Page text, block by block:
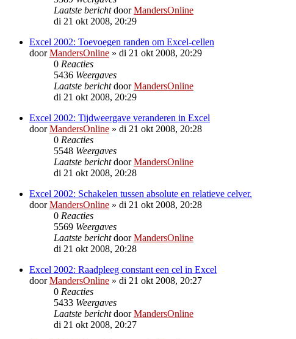
Laatste berichtdoorMandersOnline
di 21 okt 2008, 20:29
Excel 2002: Toevoegen randen om Excel-cellen
doorMandersOnline » di 21 okt 2008, 20:29
0 Reacties
5436 Weergaves
Laatste berichtdoorMandersOnline
di 21 okt 2008, 20:29
Excel 2002: Tijdweergave veranderen in Excel
doorMandersOnline » di 21 okt 2008, 20:28
0 Reacties
5548 Weergaves
Laatste berichtdoorMandersOnline
di 21 okt 2008, 20:28
Excel 2002: Schakelen tussen absolute en relatieve celver.
doorMandersOnline » di 21 okt 2008, 20:28
0 Reacties
5569 Weergaves
Laatste berichtdoorMandersOnline
di 21 okt 2008, 20:28
Excel 2002: Raadpleeg constant een cel in Excel
doorMandersOnline » di 21 okt 2008, 20:27
0 Reacties
5433 Weergaves
Laatste berichtdoorMandersOnline
di 21 okt 2008, 20:27